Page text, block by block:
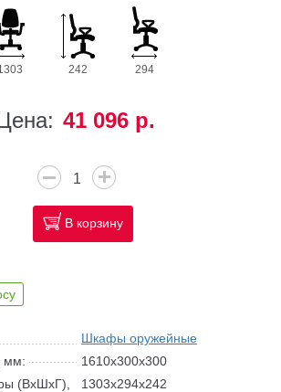
242 294
41 096 р.
В корзину
Шкафы оружейные
мм:
1610x300x300
(ВхШхГ),
1303x294x242